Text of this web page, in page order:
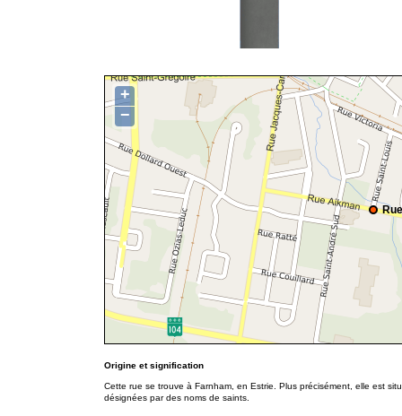
+
−
Origine et signification
Cette rue se trouve à Farnham, en Estrie. Plus précisément, elle est
désignées par des noms de saints.